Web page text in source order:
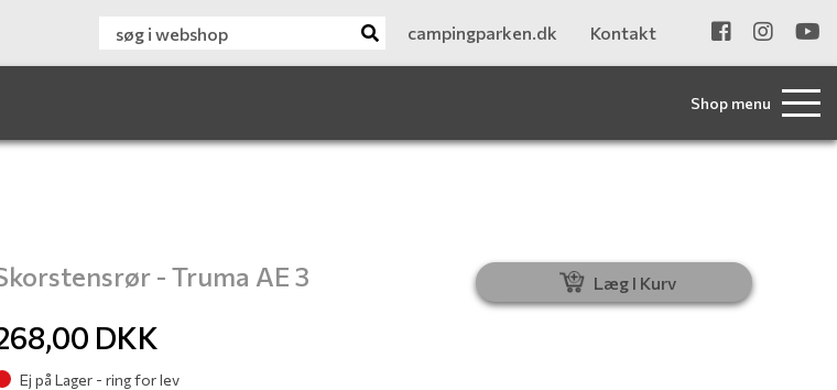
campingparken.dk Kontakt
Shop menu
- Truma AE 3
DKK
Ej på Lager - ring for lev
Læg I Kurv